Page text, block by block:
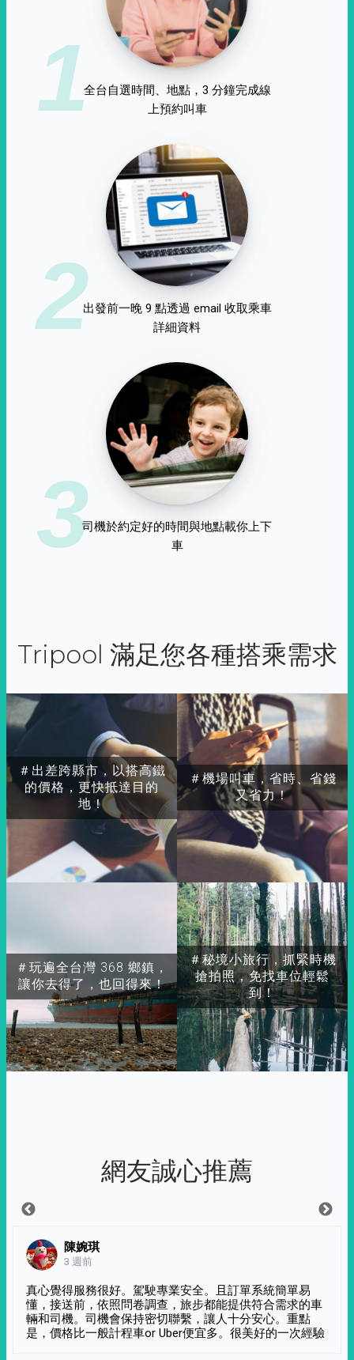
1全台自選時間、地點，3 分鐘完成線
上預約叫車
2出發前一晚 9 點透過 email 收取乘車
詳細資料
3司機於約定好的時間與地點載你上下
車
Tripool 滿足您各種搭乘需求
＃出差跨縣市，以搭高鐵
的價格，更快抵達目的
地！
＃玩遍全台灣 368 鄉鎮，
讓你去得了，也回得來！
＃秘境小旅行，抓緊時機
搶拍照，免找車位輕鬆
到！
＃機場叫車，省時、省錢
又省力！
網友誠心推薦
陳婉琪
3 週前
真心覺得服務很好。駕駛專業安全。且訂單系統簡單易
懂，接送前，依照問卷調查，旅步都能提供符合需求的車
輛和司機。司機會保持密切聯繫，讓人十分安心。重點
是，價格比一般計程車or Uber便宜多。很美好的一次經驗